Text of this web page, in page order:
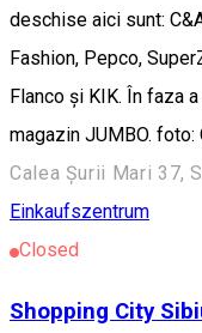
deschise aici sunt:
Fashion, Pepco,
Flanco și KIK. În faza
magazin JUMBO. foto:
Calea Șurii Mari 37,
Einkaufszentrum
Closed
Shopping City